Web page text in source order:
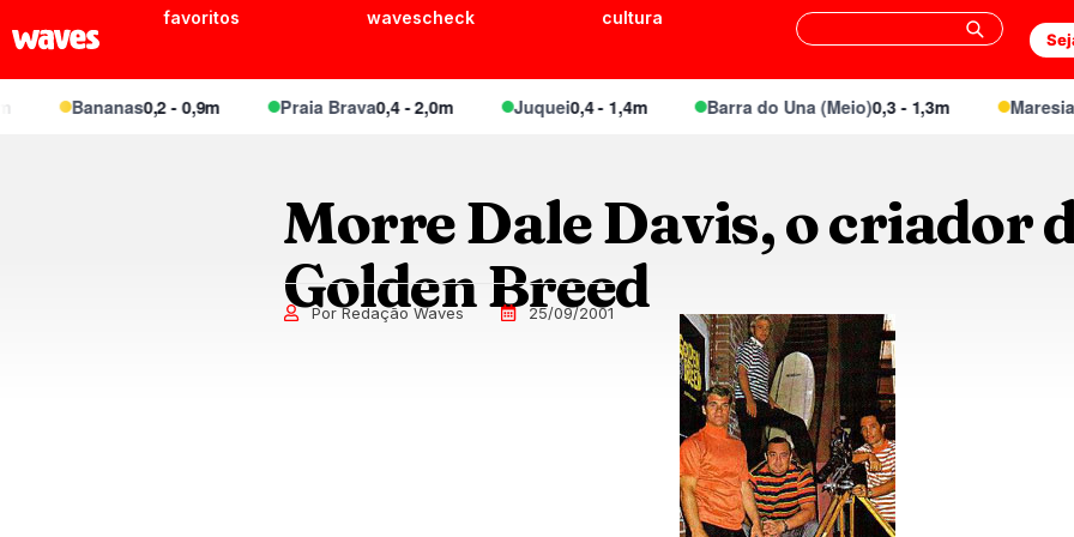
favoritos wavescheck cultura
Bananas0,2 - 0,9m Praia Brava0,4 - 2,0m Juquei0,4 - 1,4m Barra do Una (Meio)0,3 - 1,3m Maresias
Morre Dale Davis, o criador
Golden Breed
Por Redação Waves 25/09/2001